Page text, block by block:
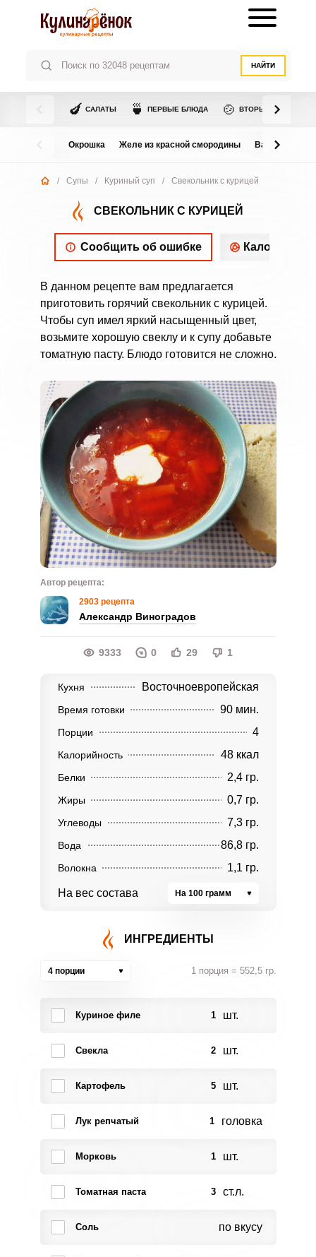
НАЙТИ
🍆 САЛАТЫ 🍵 ПЕРВЫЕ БЛЮДА 🍲 ВТОРЫЕ БЛЮДА
Окрошка Желе из красной смородины Варенье из
/ Супы / Куриный суп / Свекольник с курицей
СВЕКОЛЬНИК С КУРИЦЕЙ
Сообщить об ошибке
В данном рецепте вам предлагается
приготовить горячий свекольник с курицей.
Чтобы суп имел яркий насыщенный цвет,
возьмите хорошую свеклу и к супу добавьте
томатную пасту. Блюдо готовится не сложно.
Автор рецепта:
2903 рецепта
Александр Виноградов
9333 0 29 1
Кухня Восточноевропейская
Время готовки 90 мин.
Порции 4
Калорийность 48 ккал
Белки 2,4 гр.
Жиры 0,7 гр.
Углеводы 7,3 гр.
Вода 86,8 гр.
Волокна 1,1 гр.
На вес состава На 100 грамм
ИНГРЕДИЕНТЫ
4 порции 1 порция = 552,5 гр.
Куриное филе 1 шт.
Свекла 2 шт.
Картофель 5 шт.
Лук репчатый 1 головка
Морковь 1 шт.
Томатная паста 3 ст.л.
Соль по вкусу